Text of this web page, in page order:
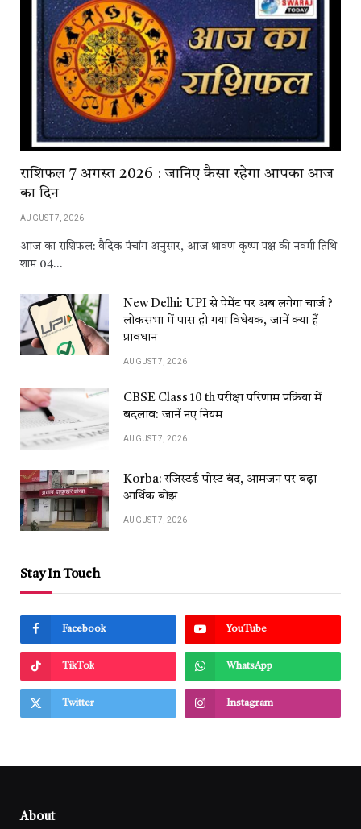
राशिफल 7 अगस्त 2026 : जानिए कैसा रहेगा आपका आज
का दिन
AUGUST 7, 2026
आज का राशिफल: वैदिक पंचांग अनुसार, आज श्रावण कृष्ण पक्ष की नवमी तिथि
शाम 04…
New Delhi: UPI से पेमेंट पर अब लगेगा चार्ज ?
लोकसभा में पास हो गया विधेयक, जानें क्या हैं
प्रावधान
AUGUST 7, 2026
CBSE Class 10 th परीक्षा परिणाम प्रक्रिया में
बदलाव: जानें नए नियम
AUGUST 7, 2026
Korba: रजिस्टर्ड पोस्ट बंद, आमजन पर बढ़ा
आर्थिक बोझ
AUGUST 7, 2026
Stay In Touch
Facebook YouTube
TikTok WhatsApp
Twitter Instagram
About